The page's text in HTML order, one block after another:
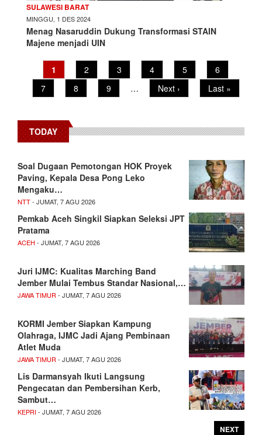
SULAWESI BARAT
MINGGU, 1 DES 2024
Menag Nasaruddin Dukung Transformasi STAIN
Majene menjadi UIN
PaginationCurrent
page
1 Page
2 Page
3 Page
4 Page
5 Page
6
Page
7 Page
8 Page
9 …
Next
page
Next ›
Last
page
Last »
TODAY
​Soal Dugaan Pemotongan HOK Proyek
Paving, Kepala Desa Pong Leko
Mengaku…
NTT- JUMAT, 7 AGU 2026
Pemkab Aceh Singkil Siapkan Seleksi JPT
Pratama
ACEH - JUMAT, 7 AGU 2026
Juri IJMC: Kualitas Marching Band
Jember Mulai Tembus Standar Nasional,…
JAWA TIMUR - JUMAT, 7 AGU 2026
KORMI Jember Siapkan Kampung
Olahraga, IJMC Jadi Ajang Pembinaan
Atlet Muda
JAWA TIMUR - JUMAT, 7 AGU 2026
Lis Darmansyah Ikuti Langsung
Pengecatan dan Pembersihan Kerb,
Sambut…
KEPRI- JUMAT, 7 AGU 2026
NEXT